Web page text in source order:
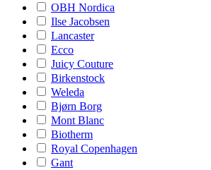
OBH Nordica
Ilse Jacobsen
Lancaster
Ecco
Juicy Couture
Birkenstock
Weleda
Bjørn Borg
Mont Blanc
Biotherm
Royal Copenhagen
Gant